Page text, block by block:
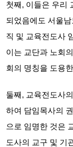
첫째, 이들은 우리
되었음에도 서울
직 및 교육전도사
이는 교단과 노회
회의 명칭을 도용
둘째, 교육전도사
하여 담임목사의
으로 임명한 것은
도사의 교구 및 기